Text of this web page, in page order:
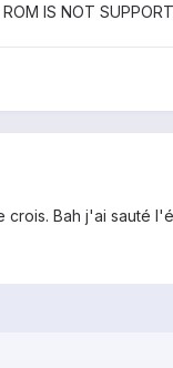
IS NOT
crois. Bah j'ai sauté